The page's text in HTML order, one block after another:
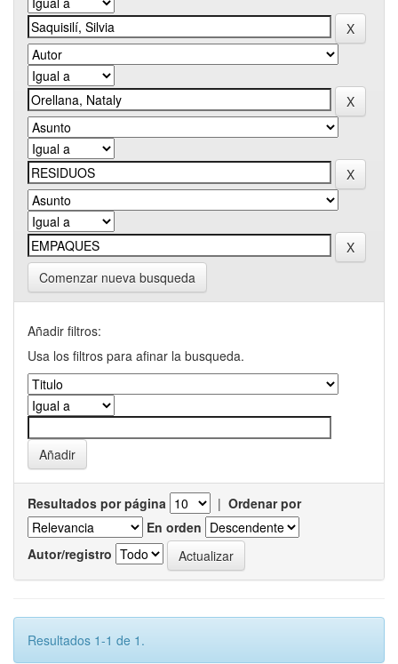
Comenzar nueva busqueda
Añadir filtros:
Usa los filtros para afinar la busqueda.
Resultados por página | Ordenar por
En orden
Autor/registro
Resultados 1-1 de 1.